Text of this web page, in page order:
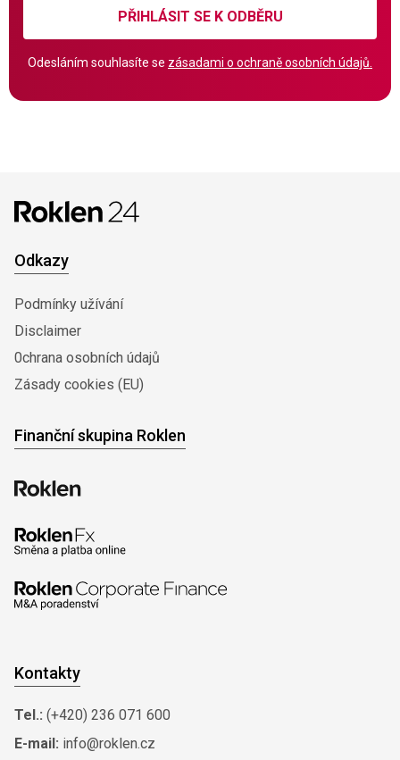
PŘIHLÁSIT SE K ODBĚRU
Odesláním souhlasíte se zásadami o ochraně osobních údajů.
Odkazy
Podmínky užívání
Disclaimer
0chrana osobních údajů
Zásady cookies (EU)
Finanční skupina Roklen
Kontakty
Tel.: (+420) 236 071 600
E-mail: info@roklen.cz